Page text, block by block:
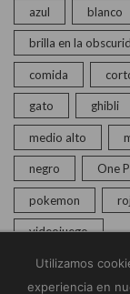
azul blanco
brilla en la
comida
gato ghibli
medio alto
negro One
pokemon
videojuego
Utilizamos
experiencia en